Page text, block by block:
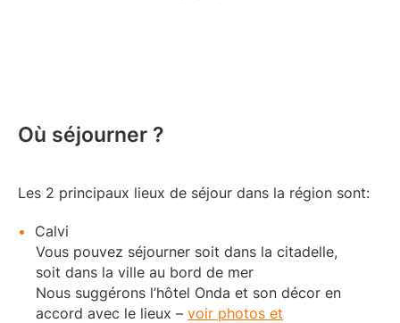
Où séjourner ?
Les 2 principaux lieux de séjour dans la région sont:
Calvi
Vous pouvez séjourner soit dans la citadelle,
soit dans la ville au bord de mer
Nous suggérons l’hôtel Onda et son décor en
accord avec le lieux – voir photos et